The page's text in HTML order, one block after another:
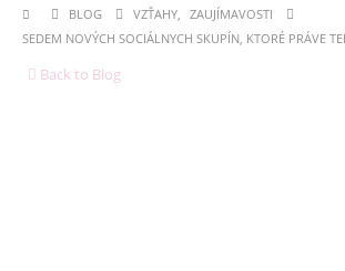
BLOG VZŤAHY, ZAUJÍMAVOSTI
SEDEM NOVÝCH SOCIÁLNYCH SKUPÍN, KTORÉ PRÁVE
Back to Blog